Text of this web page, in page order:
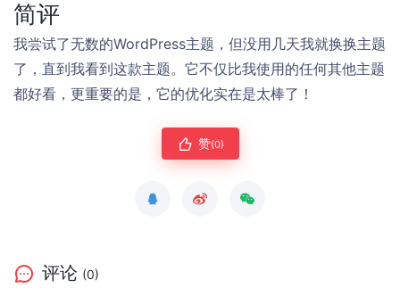
简评
我尝试了无数的WordPress主题，但没用几天我就换换主题
了，直到我看到这款主题。它不仅比我使用的任何其他主题
都好看，更重要的是，它的优化实在是太棒了！
赞(0)
评论 (0)